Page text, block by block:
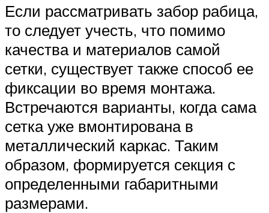
Если рассматривать забор рабица,
то следует учесть, что помимо
качества и материалов самой
сетки, существует также способ ее
фиксации во время монтажа.
Встречаются варианты, когда сама
сетка уже вмонтирована в
металлический каркас. Таким
образом, формируется секция с
определенными габаритными
размерами.